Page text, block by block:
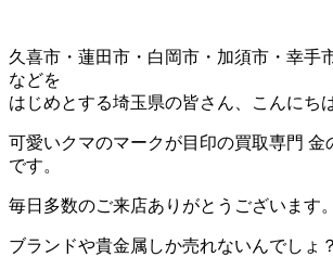
久喜市・蓮田市・白岡市・加須市・幸手
などを
はじめとする埼玉県の皆さん、こんにち
可愛いクマのマークが目印の買取専門 金
です。
毎日多数のご来店ありがとうございます。
ブランドや貴金属しか売れないんでしょ